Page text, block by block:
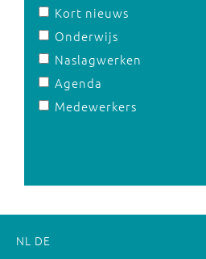
Kort nieuws
Onderwijs
Naslagwerken
Agenda
Medewerkers
NL DE